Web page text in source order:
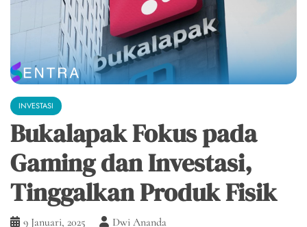
INVESTASI
Bukalapak Fokus pada
Gaming dan Investasi,
Tinggalkan Produk Fisik
9 Januari, 2025 Dwi Ananda